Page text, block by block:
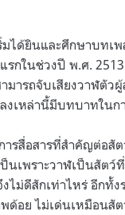
ได้ยินและศึกษาบทเพ
รกในช่วงปี พ.ศ.
มารถจับเสียงวาฬตัวผู้
ลงเหล่านี้มีบทบาทในก
ารสื่อสารที่สำคัญต่อสั
นเพราะวาฬเป็นสัตว์
ไม่ดีสักเท่าไหร่ อีกทั้ง
ด้อย ไม่เด่นเหมือนสั